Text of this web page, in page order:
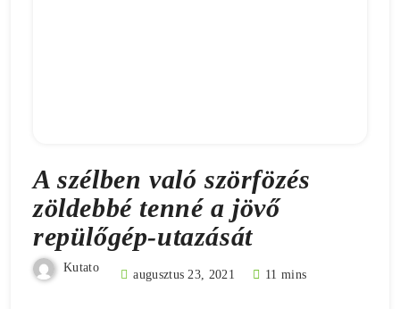
A szélben való szörfözés
zöldebbé tenné a jövő
repülőgép-utazását
Kutato
augusztus 23, 2021 11 mins